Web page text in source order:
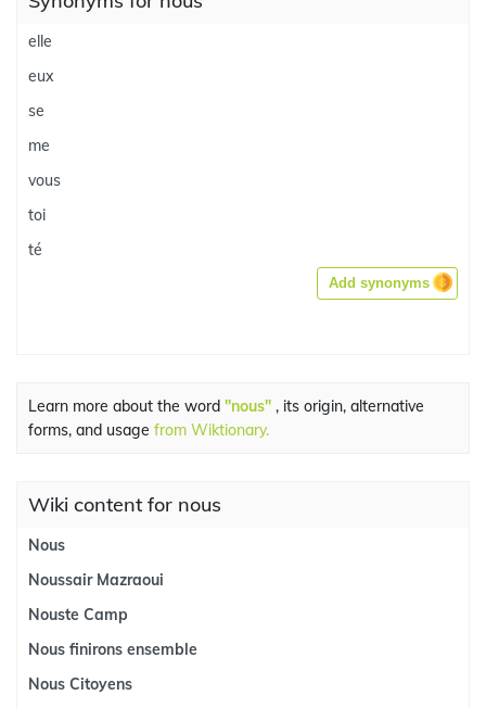
elle
eux
se
me
vous
toi
té
Add synonyms
Learn more about the word "nous" , its origin, alternative
forms, and usage from Wiktionary.
Wiki content for nous
Nous
Noussair Mazraoui
Nouste Camp
Nous finirons ensemble
Nous Citoyens